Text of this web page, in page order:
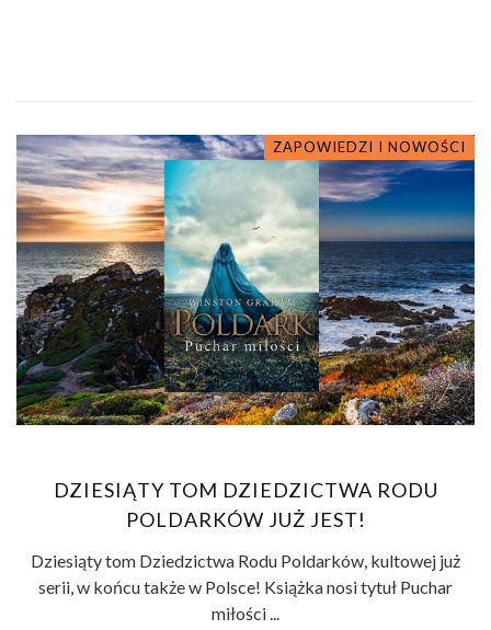
ZAPOWIEDZI I NOWOŚCI
DZIESIĄTY TOM DZIEDZICTWA RODU
POLDARKÓW JUŻ JEST!
Dziesiąty tom Dziedzictwa Rodu Poldarków, kultowej już
serii, w końcu także w Polsce! Książka nosi tytuł Puchar
miłości ...